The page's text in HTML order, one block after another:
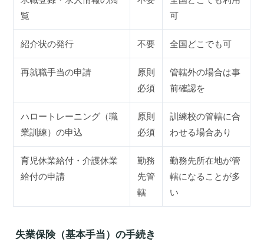
覧
可
紹介状の発行 不要 全国どこでも可
再就職手当の申請
原則
必須
管轄外の場合は事
前確認を
ハロートレーニング（職
業訓練）の申込
原則
必須
訓練校の管轄に合
わせる場合あり
育児休業給付・介護休業
給付の申請
勤務
先管
轄
勤務先所在地が管
轄になることが多
い
失業保険（基本手当）の手続き